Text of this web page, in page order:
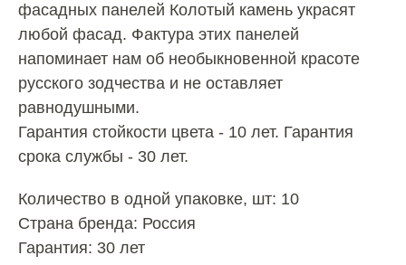
фасадных панелей Колотый камень украсят
любой фасад. Фактура этих панелей
напоминает нам об необыкновенной красоте
русского зодчества и не оставляет
равнодушными.
Гарантия стойкости цвета - 10 лет. Гарантия
срока службы - 30 лет.
Количество в одной упаковке, шт: 10
Страна бренда: Россия
Гарантия: 30 лет